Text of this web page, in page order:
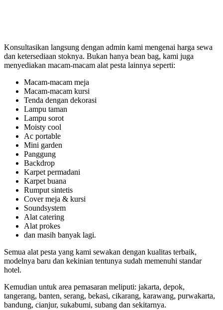
Konsultasikan langsung dengan admin kami mengenai harga sewa
dan ketersediaan stoknya. Bukan hanya bean bag, kami juga
menyediakan macam-macam alat pesta lainnya seperti:
Macam-macam meja
Macam-macam kursi
Tenda dengan dekorasi
Lampu taman
Lampu sorot
Moisty cool
Ac portable
Mini garden
Panggung
Backdrop
Karpet permadani
Karpet buana
Rumput sintetis
Cover meja & kursi
Soundsystem
Alat catering
Alat prokes
dan masih banyak lagi.
Semua alat pesta yang kami sewakan dengan kualitas terbaik,
modelnya baru dan kekinian tentunya sudah memenuhi standar
hotel.
Kemudian untuk area pemasaran meliputi: jakarta, depok,
tangerang, banten, serang, bekasi, cikarang, karawang, purwakarta,
bandung, cianjur, sukabumi, subang dan sekitarnya.